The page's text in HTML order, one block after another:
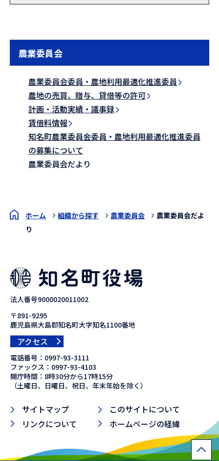
農業委員会
農業委員会委員・農地利用最適化推進委員
農地の売買、贈与、貸借等の許可
計画・活動実績・議事録
賃借料情報
知名町農業委員会委員・農地利用最適化推進委員
の募集について
農業委員会だより
ホーム 組織から探す 農業委員会
農業委員会だよ
り
法人番号9000020011002
〒891-9295
鹿児島県大島郡知名町大字知名1100番地
アクセス
電話番号： 0997-93-3111
ファックス： 0997-93-4103
開庁時間：8時30分から17時15分
（土曜日、日曜日、祝日、年末年始を除く）
サイトマップ
このサイトについて
リンクについて
ホームページの経緯